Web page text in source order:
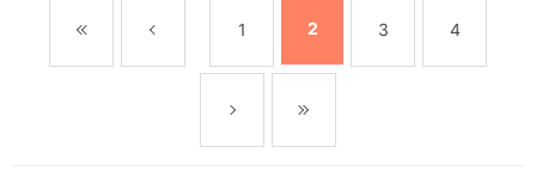
1 2 3 4